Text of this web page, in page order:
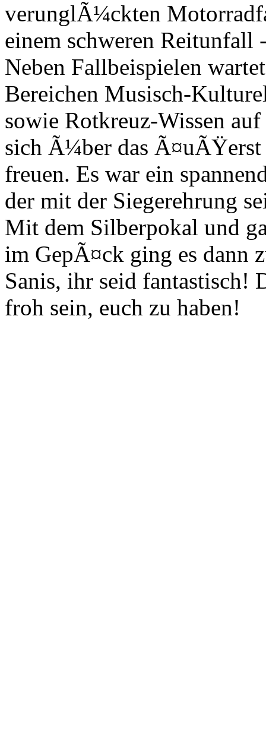
verunglÃ¼ckten
einem schweren Reitunfall
Neben Fallbeispielen
Bereichen Musisch-
sowie Rotkreuz-Wissen
sich Ã¼ber das
freuen. Es war ein
der mit der Siegerehrung
Mit dem Silberpokal und
im GepÃ¤ck ging es
Sanis, ihr seid fantastisch!
froh sein, euch zu haben!